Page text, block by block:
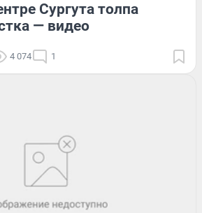
Сургута толпа
— видео
4 074 1